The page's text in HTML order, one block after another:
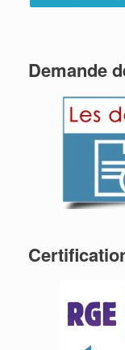
Demande